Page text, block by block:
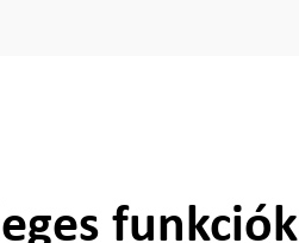
funkciók